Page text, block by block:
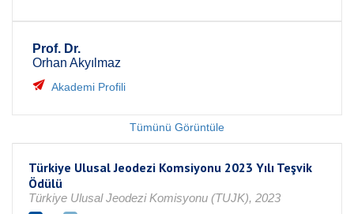
Prof. Dr.
Orhan Akyılmaz
Akademi Profili
Tümünü Görüntüle
Türkiye Ulusal Jeodezi Komsiyonu 2023 Yılı Teşvik
Ödülü
Türkiye Ulusal Jeodezi Komisyonu (TUJK), 2023